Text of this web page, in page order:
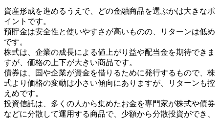
資産形成を進めるうえで、どの金融商品を選ぶかは大きなポ
イントです。
預貯金は安全性と使いやすさが高いものの、リターンは低め
です。
株式は、企業の成長による値上がり益や配当金を期待できま
すが、価格の上下が大きい商品です。
債券は、国や企業が資金を借りるために発行するもので、株
式より価格の変動は小さい傾向にありますが、リターンも控
えめです。
投資信託は、多くの人から集めたお金を専門家が株式や債券
などに分散して運用する商品で、少額から分散投資ができ、